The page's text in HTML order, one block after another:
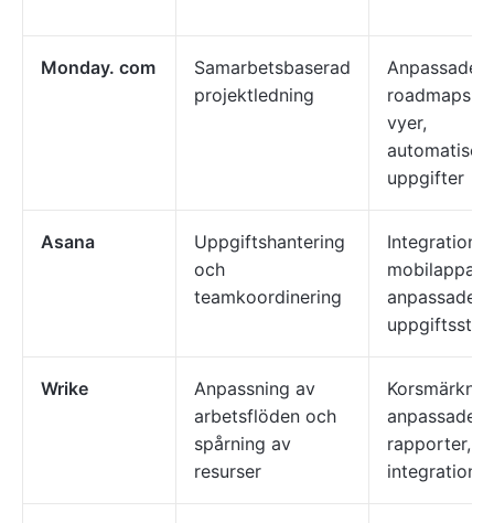
Monday. com
Samarbetsbaserad
projektledning
Anpassade
roadmaps,
vyer,
uppgifter
Asana
Uppgiftshantering
och
teamkoordinering
mobilappar,
anpassade
Wrike
Anpassning av
arbetsflöden och
spårning av
resurser
anpassade
rapporter,
integrationer